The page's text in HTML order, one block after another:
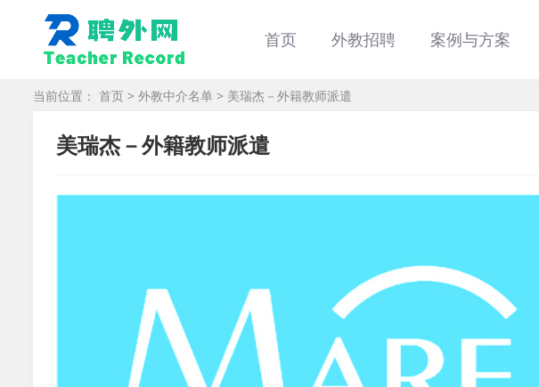
首页 外教招聘 案例与方案
当前位置： 首页 > 外教中介名单 > 美瑞杰－外籍教师派遣
美瑞杰－外籍教师派遣